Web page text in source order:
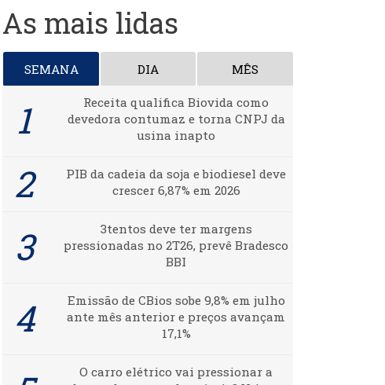
As mais lidas
SEMANA DIA MÊS
Receita qualifica Biovida como
devedora contumaz e torna CNPJ da
usina inapto
PIB da cadeia da soja e biodiesel deve
crescer 6,87% em 2026
3tentos deve ter margens
pressionadas no 2T26, prevê Bradesco
BBI
Emissão de CBios sobe 9,8% em julho
ante mês anterior e preços avançam
17,1%
O carro elétrico vai pressionar a